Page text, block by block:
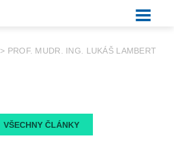
> PROF. MUDR. ING. LUKÁŠ LAMBERT
VŠECHNY ČLÁNKY